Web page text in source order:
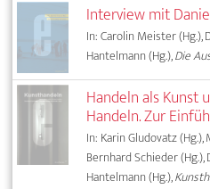
Interview mit
In: Carolin Meister (Hg.),
Hantelmann (Hg.),Die
Handeln als Kunst
Handeln. Zur
In: Karin Gludovatz (Hg.),
Bernhard Schieder
Hantelmann (Hg.),